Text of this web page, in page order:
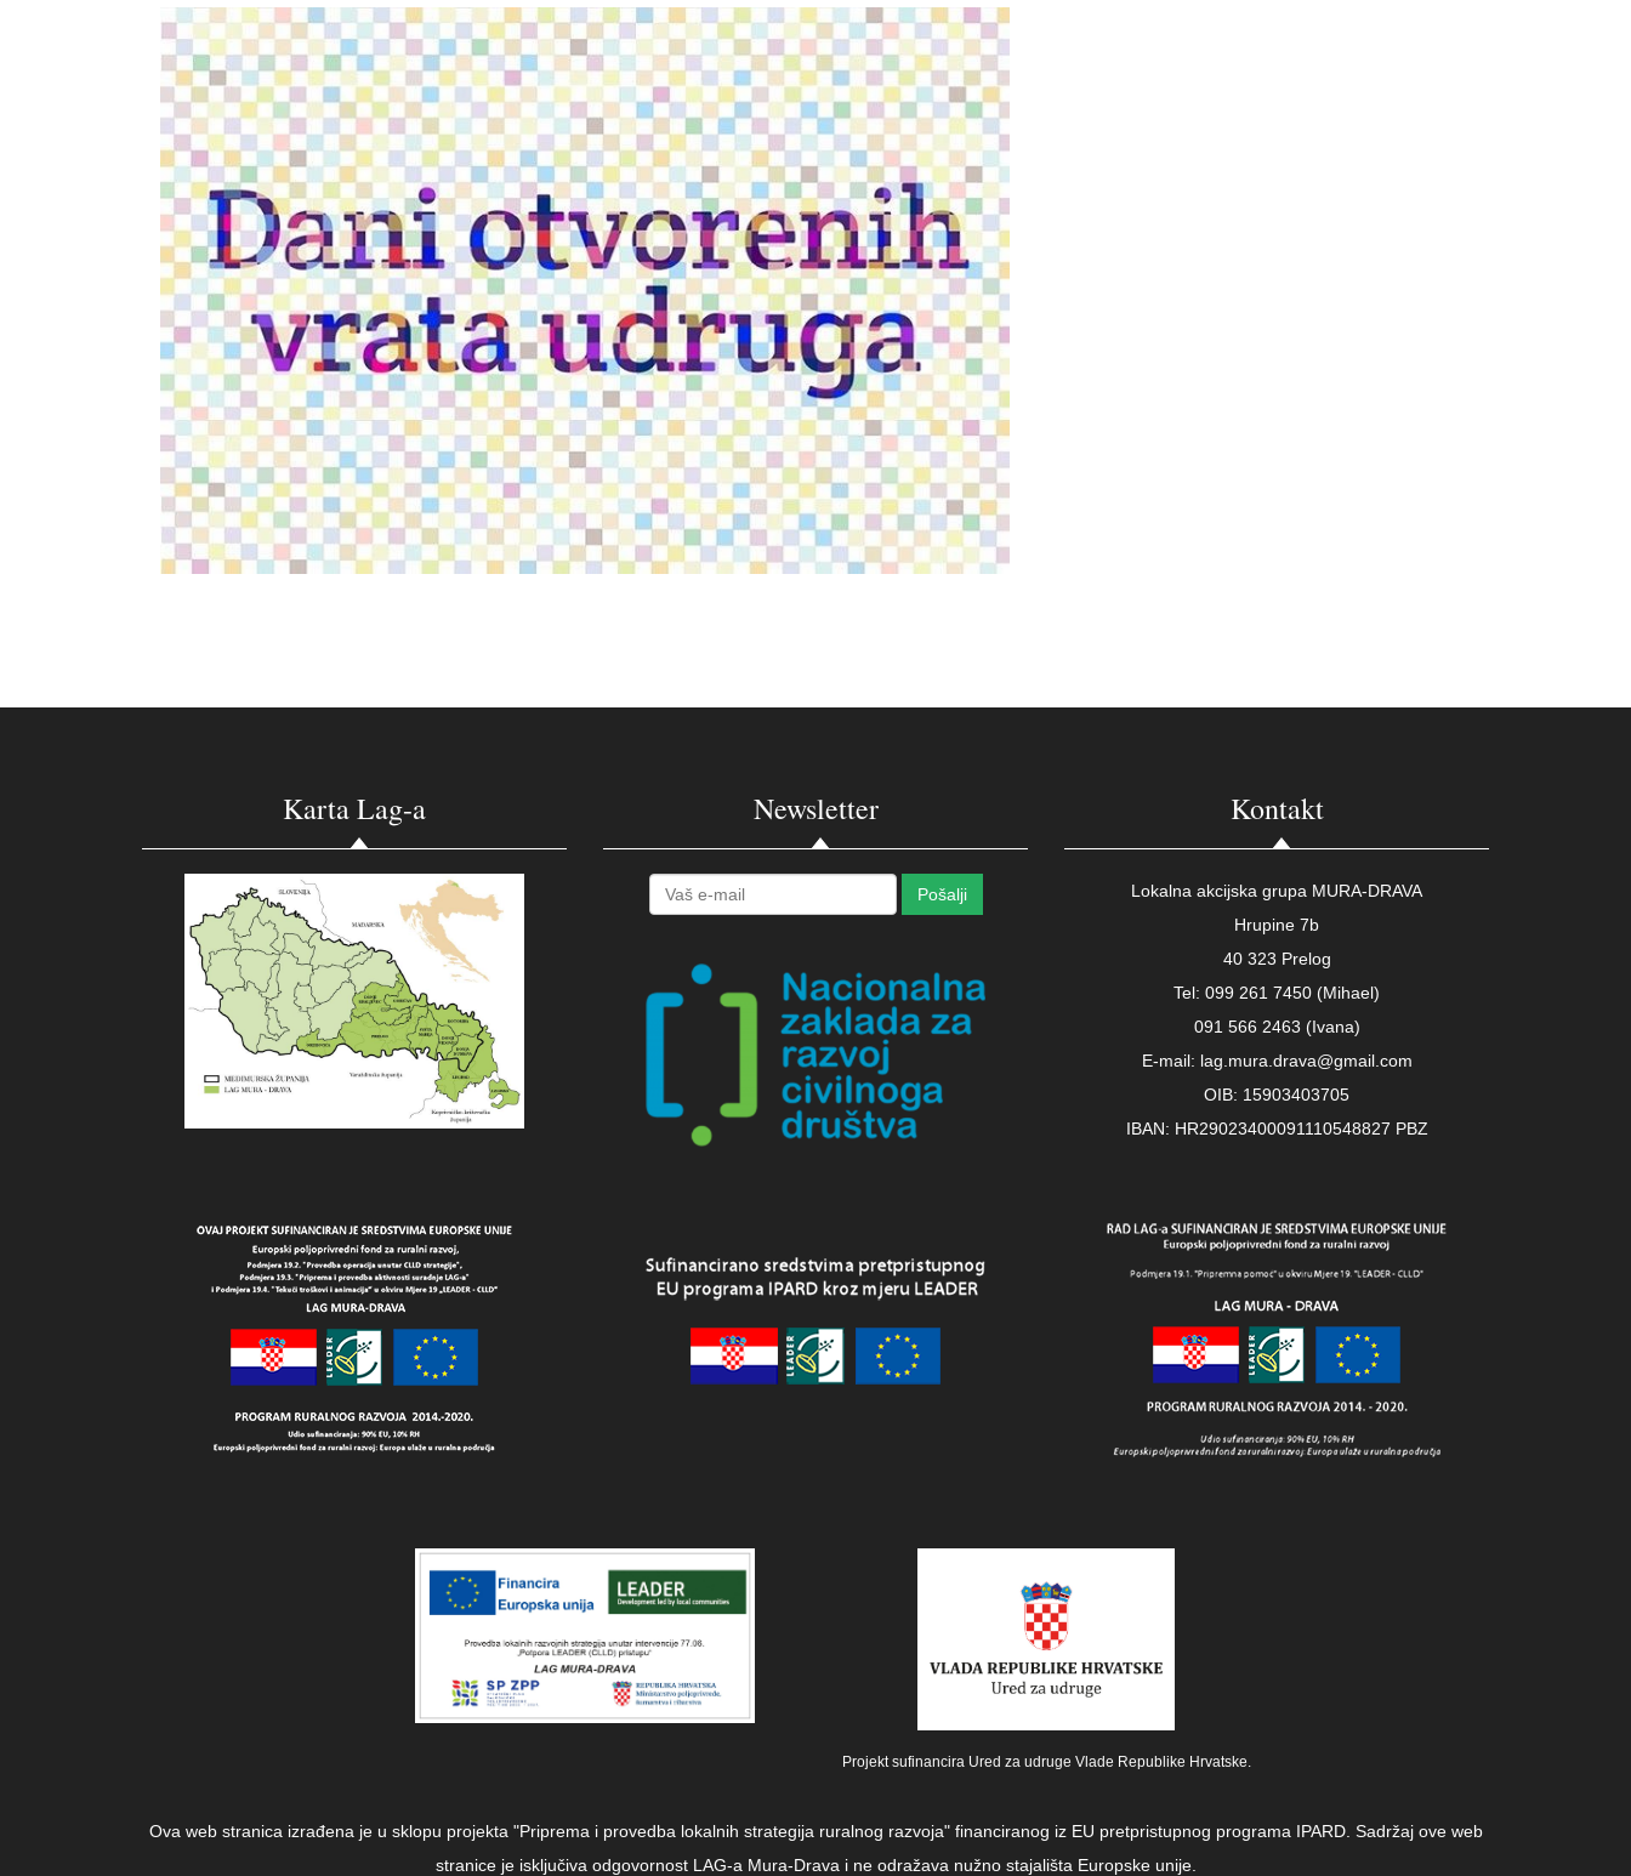
Karta Lag-a Newsletter Kontakt
Lokalna akcijska grupa MURA-DRAVA
Hrupine 7b
40 323 Prelog
Tel: 099 261 7450 (Mihael)
091 566 2463 (Ivana)
E-mail: lag.mura.drava@gmail.com
OIB: 15903403705
IBAN: HR29023400091110548827 PBZ
Projekt sufinancira Ured za udruge Vlade Republike Hrvatske.
Ova web stranica izrađena je u sklopu projekta "Priprema i provedba lokalnih strategija ruralnog razvoja" financiranog iz EU pretpristupnog programa IPARD. Sadržaj ove web
stranice je isključiva odgovornost LAG-a Mura-Drava i ne odražava nužno stajališta Europske unije.